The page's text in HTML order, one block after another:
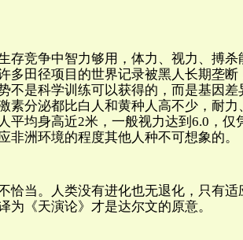
存竞争中智力够用，体力、视力、搏
多田径项目的世界记录被黑人长期垄
不是科学训练可以获得的，而是基因
素分泌都比白人和黄种人高不少， 耐力
平均身高近2米，一般视力达到6.0，仅
非洲环境的程度其他人种不可想象的。
恰当。人类没有进化也无退化，只有
为《天演论》才是达尔文的原意。